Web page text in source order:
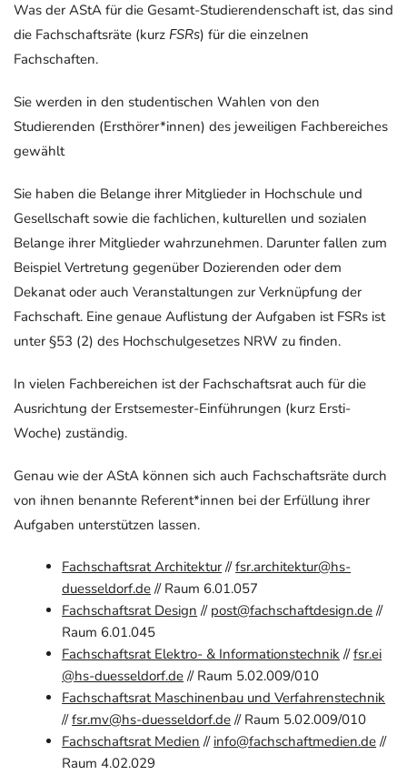
Was der AStA für die Gesamt-Studierendenschaft ist, das sind
die Fachschaftsräte (kurz FSRs) für die einzelnen
Fachschaften.
Sie werden in den studentischen Wahlen von den
Studierenden (Ersthörer*innen) des jeweiligen Fachbereiches
gewählt
Sie haben die Belange ihrer Mitglieder in Hochschule und
Gesellschaft sowie die fachlichen, kulturellen und sozialen
Belange ihrer Mitglieder wahrzunehmen. Darunter fallen zum
Beispiel Vertretung gegenüber Dozierenden oder dem
Dekanat oder auch Veranstaltungen zur Verknüpfung der
Fachschaft. Eine genaue Auflistung der Aufgaben ist FSRs ist
unter §53 (2) des Hochschulgesetzes NRW zu finden.
In vielen Fachbereichen ist der Fachschaftsrat auch für die
Ausrichtung der Erstsemester-Einführungen (kurz Ersti-
Woche) zuständig.
Genau wie der AStA können sich auch Fachschaftsräte durch
von ihnen benannte Referent*innen bei der Erfüllung ihrer
Aufgaben unterstützen lassen.
Fachschaftsrat Architektur //fsr.architektur@hs-
duesseldorf.de​​ // Raum 6.01.057
Fachschaftsrat Design // ​ post@fachschaftdesign.de​ //
Raum 6.01.045
Fachschaftsrat Elektro- & Informationstechnik //fsr.ei​​
@hs-duesseldorf.de​​ // Raum 5.02.009/010
Fachschaftsrat Maschinenbau und Verfahrenstechnik
//fsr.mv@hs-duesseldorf.de // Raum 5.02.009/010
Fachschaftsrat Medien // info@fachschaftmedien.de​ //
Raum 4.02.029